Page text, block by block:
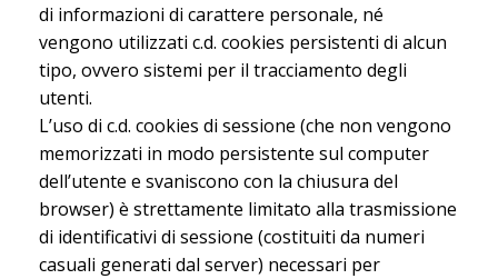
di informazioni di carattere personale, né
vengono utilizzati c.d. cookies persistenti di alcun
tipo, ovvero sistemi per il tracciamento degli
utenti.
L’uso di c.d. cookies di sessione (che non vengono
memorizzati in modo persistente sul computer
dell’utente e svaniscono con la chiusura del
browser) è strettamente limitato alla trasmissione
di identificativi di sessione (costituiti da numeri
casuali generati dal server) necessari per